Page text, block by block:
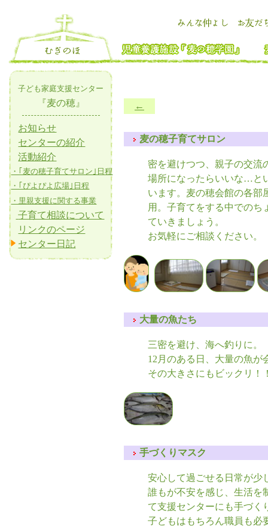
子ども家庭支援センター
『麦の穂』
お知らせ
センターの紹介
活動紹介
・｢麦の穂子育てサロン｣日程
・｢ぴよぴよ広場｣日程
・里親支援に関する事業
子育て相談について
リンクのページ
センター日記
←
麦の穂子育てサロン
密を避けつつ、親子の交流
場所になったらいいな…と
います。麦の穂会館の各部
用。子育てをする中でのち
ていきましょう。
お気軽にご相談ください。
大量の魚たち
三密を避け、海へ釣りに。
12月のある日、大量の魚が
その大きさにもビックリ！
手づくりマスク
安心して過ごせる日常が
誰もが不安を感じ、生活を
て支援センターにも手づく
子どもはもちろん職員も必